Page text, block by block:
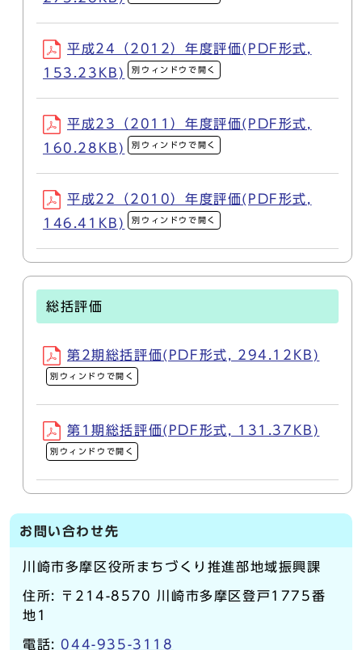
平成24（2012）年度評価(PDF形式,
153.23KB)
別ウィンドウで開く
平成23（2011）年度評価(PDF形式,
160.28KB)
別ウィンドウで開く
平成22（2010）年度評価(PDF形式,
146.41KB)
別ウィンドウで開く
総括評価
第2期総括評価(PDF形式, 294.12KB)
別ウィンドウで開く
第1期総括評価(PDF形式, 131.37KB)
別ウィンドウで開く
お問い合わせ先
川崎市多摩区役所まちづくり推進部地域振興課
住所: 〒214-8570 川崎市多摩区登戸1775番
地1
電話: 044-935-3118